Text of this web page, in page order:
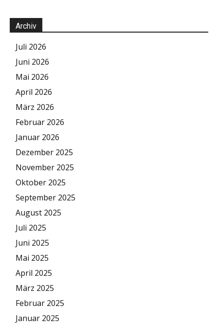
Archiv
Juli 2026
Juni 2026
Mai 2026
April 2026
März 2026
Februar 2026
Januar 2026
Dezember 2025
November 2025
Oktober 2025
September 2025
August 2025
Juli 2025
Juni 2025
Mai 2025
April 2025
März 2025
Februar 2025
Januar 2025